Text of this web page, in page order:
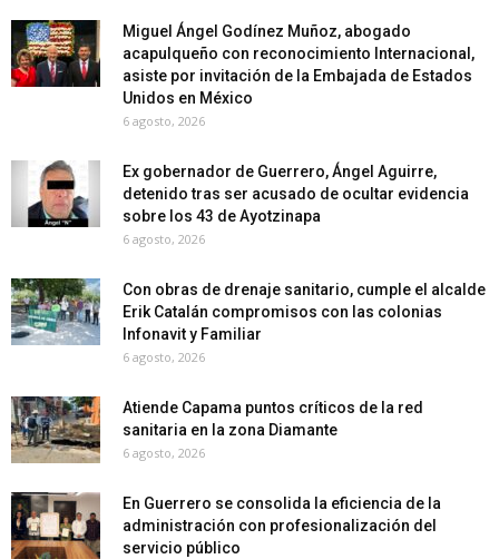
Miguel Ángel Godínez Muñoz, abogado
acapulqueño con reconocimiento Internacional,
asiste por invitación de la Embajada de Estados
Unidos en México
6 agosto, 2026
Ex gobernador de Guerrero, Ángel Aguirre,
detenido tras ser acusado de ocultar evidencia
sobre los 43 de Ayotzinapa
6 agosto, 2026
Con obras de drenaje sanitario, cumple el alcalde
Erik Catalán compromisos con las colonias
Infonavit y Familiar
6 agosto, 2026
Atiende Capama puntos críticos de la red
sanitaria en la zona Diamante
6 agosto, 2026
En Guerrero se consolida la eficiencia de la
administración con profesionalización del
servicio público